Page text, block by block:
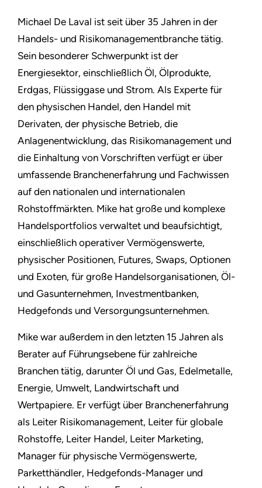
Michael De Laval ist seit über 35 Jahren in der
Handels- und Risikomanagementbranche tätig.
Sein besonderer Schwerpunkt ist der
Energiesektor, einschließlich Öl, Ölprodukte,
Erdgas, Flüssiggase und Strom. Als Experte für
den physischen Handel, den Handel mit
Derivaten, der physische Betrieb, die
Anlagenentwicklung, das Risikomanagement und
die Einhaltung von Vorschriften verfügt er über
umfassende Branchenerfahrung und Fachwissen
auf den nationalen und internationalen
Rohstoffmärkten. Mike hat große und komplexe
Handelsportfolios verwaltet und beaufsichtigt,
einschließlich operativer Vermögenswerte,
physischer Positionen, Futures, Swaps, Optionen
und Exoten, für große Handelsorganisationen, Öl-
und Gasunternehmen, Investmentbanken,
Hedgefonds und Versorgungsunternehmen.
Mike war außerdem in den letzten 15 Jahren als
Berater auf Führungsebene für zahlreiche
Branchen tätig, darunter Öl und Gas, Edelmetalle,
Energie, Umwelt, Landwirtschaft und
Wertpapiere. Er verfügt über Branchenerfahrung
als Leiter Risikomanagement, Leiter für globale
Rohstoffe, Leiter Handel, Leiter Marketing,
Manager für physische Vermögenswerte,
Parketthändler, Hedgefonds-Manager und